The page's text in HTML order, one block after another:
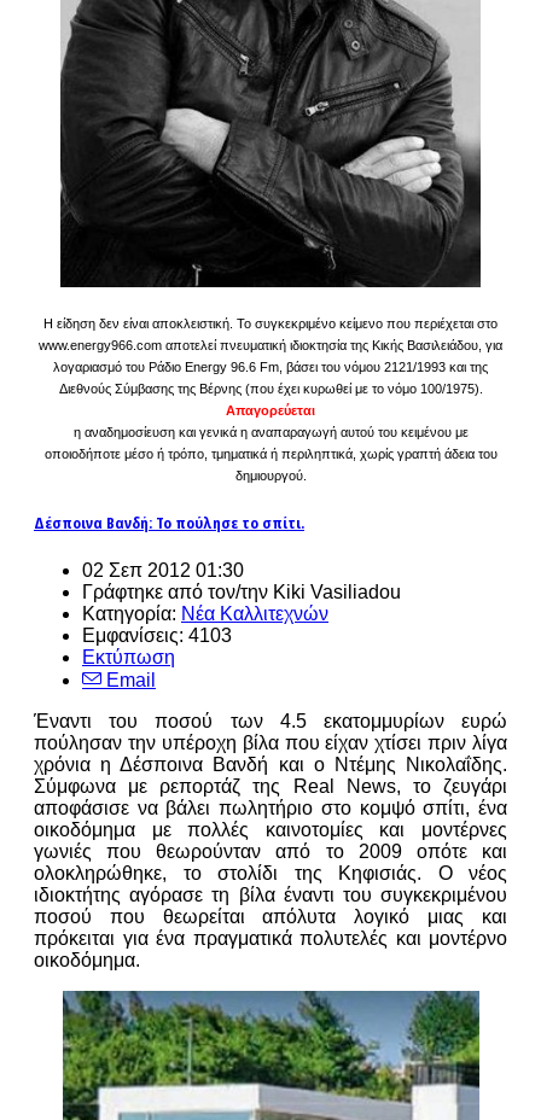
Η είδηση δεν είναι αποκλειστική. Το συγκεκριμένο κείμενο που περιέχεται στο
www.energy966.com αποτελεί πνευματική ιδιοκτησία της Κικής Βασιλειάδου, για
λογαριασμό του Ράδιο Energy 96.6 Fm, βάσει του νόμου 2121/1993 και της
Διεθνούς Σύμβασης της Βέρνης (που έχει κυρωθεί με το νόμο 100/1975).
Απαγορεύεται
η αναδημοσίευση και γενικά η αναπαραγωγή αυτού του κειμένου με
οποιοδήποτε μέσο ή τρόπο, τμηματικά ή περιληπτικά, χωρίς γραπτή άδεια του
δημιουργού.
Δέσποινα Βανδή: Το πούλησε το σπίτι.
02 Σεπ 2012 01:30
Γράφτηκε από τον/την Kiki Vasiliadou
Κατηγορία: Νέα Καλλιτεχνών
Εμφανίσεις: 4103
Εκτύπωση
Email
Έναντι του ποσού των 4.5 εκατομμυρίων ευρώ
πούλησαν την υπέροχη βίλα που είχαν χτίσει πριν λίγα
χρόνια η Δέσποινα Βανδή και ο Ντέμης Νικολαΐδης.
Σύμφωνα με ρεπορτάζ της Real News, το ζευγάρι
αποφάσισε να βάλει πωλητήριο στο κομψό σπίτι, ένα
οικοδόμημα με πολλές καινοτομίες και μοντέρνες
γωνιές που θεωρούνταν από το 2009 οπότε και
ολοκληρώθηκε, το στολίδι της Κηφισιάς. Ο νέος
ιδιοκτήτης αγόρασε τη βίλα έναντι του συγκεκριμένου
ποσού που θεωρείται απόλυτα λογικό μιας και
πρόκειται για ένα πραγματικά πολυτελές και μοντέρνο
οικοδόμημα.